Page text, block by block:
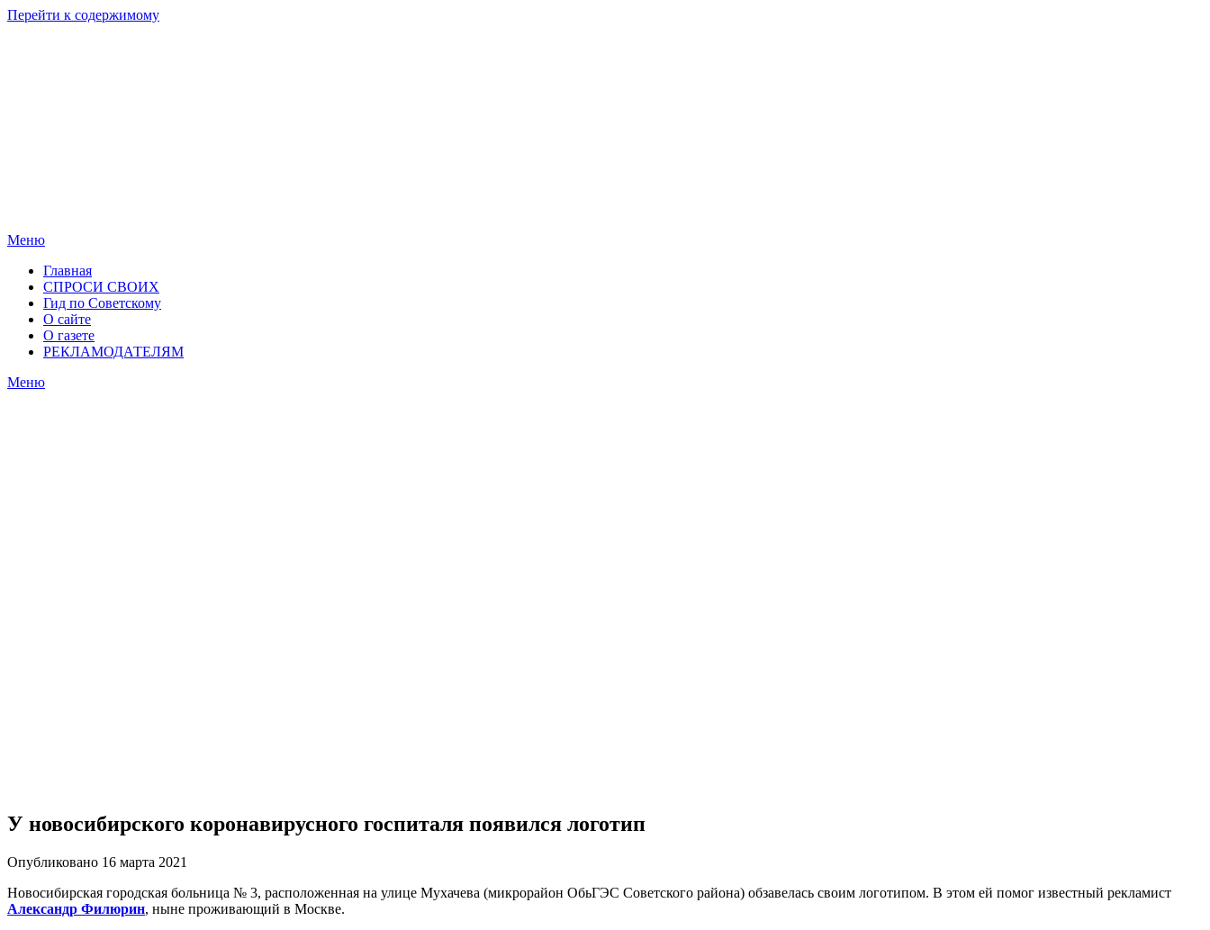
Перейти к содержимому
Меню
Главная
СПРОСИ СВОИХ
Гид по Советскому
О сайте
О газете
РЕКЛАМОДАТЕЛЯМ
Меню
У новосибирского коронавирусного госпиталя появился логотип
Опубликовано 16 марта 2021
Новосибирская городская больница № 3, расположенная на улице Мухачева (микрорайон ОбьГЭС Советского района) обзавелась своим логотипом. В этом ей помог известный рекламист
Александр Филюрин, ныне проживающий в Москве.